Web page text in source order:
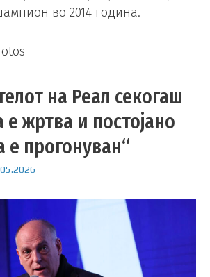
во 2014 година.
на Реал секогаш
е жртва и постојано
е прогонуван“